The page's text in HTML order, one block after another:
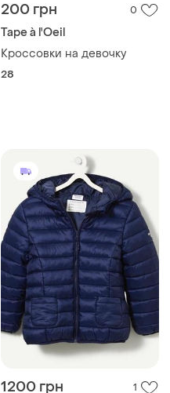
200 грн 0
Tape à l'Oeil
Кроссовки на девочку
28
1200 грн 1